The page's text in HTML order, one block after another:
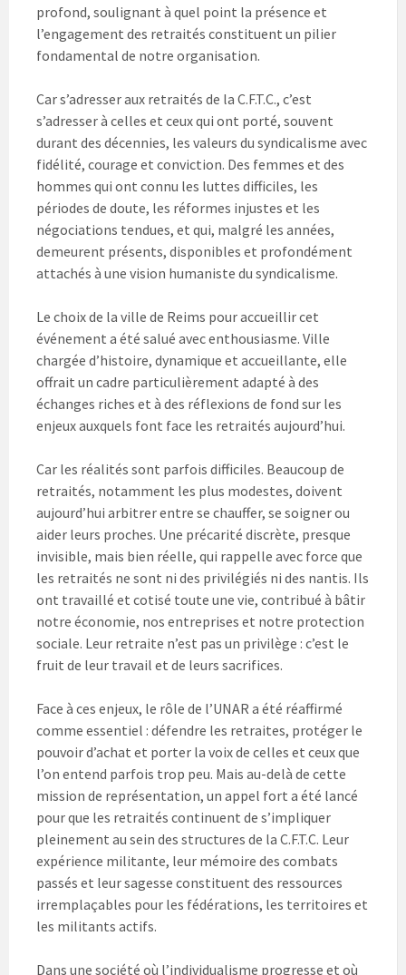
profond, soulignant à quel point la présence et
l’engagement des retraités constituent un pilier
fondamental de notre organisation.
Car s’adresser aux retraités de la C.F.T.C., c’est
s’adresser à celles et ceux qui ont porté, souvent
durant des décennies, les valeurs du syndicalisme avec
fidélité, courage et conviction. Des femmes et des
hommes qui ont connu les luttes difficiles, les
périodes de doute, les réformes injustes et les
négociations tendues, et qui, malgré les années,
demeurent présents, disponibles et profondément
attachés à une vision humaniste du syndicalisme.
Le choix de la ville de Reims pour accueillir cet
événement a été salué avec enthousiasme. Ville
chargée d’histoire, dynamique et accueillante, elle
offrait un cadre particulièrement adapté à des
échanges riches et à des réflexions de fond sur les
enjeux auxquels font face les retraités aujourd’hui.
Car les réalités sont parfois difficiles. Beaucoup de
retraités, notamment les plus modestes, doivent
aujourd’hui arbitrer entre se chauffer, se soigner ou
aider leurs proches. Une précarité discrète, presque
invisible, mais bien réelle, qui rappelle avec force que
les retraités ne sont ni des privilégiés ni des nantis. Ils
ont travaillé et cotisé toute une vie, contribué à bâtir
notre économie, nos entreprises et notre protection
sociale. Leur retraite n’est pas un privilège : c’est le
fruit de leur travail et de leurs sacrifices.
Face à ces enjeux, le rôle de l’UNAR a été réaffirmé
comme essentiel : défendre les retraites, protéger le
pouvoir d’achat et porter la voix de celles et ceux que
l’on entend parfois trop peu. Mais au-delà de cette
mission de représentation, un appel fort a été lancé
pour que les retraités continuent de s’impliquer
pleinement au sein des structures de la C.F.T.C. Leur
expérience militante, leur mémoire des combats
passés et leur sagesse constituent des ressources
irremplaçables pour les fédérations, les territoires et
les militants actifs.
Dans une société où l’individualisme progresse et où